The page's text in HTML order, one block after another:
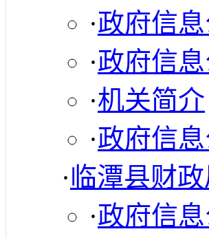
·政府信
·政府信
·机关简介
·政府信
·临潭县财政
·政府信